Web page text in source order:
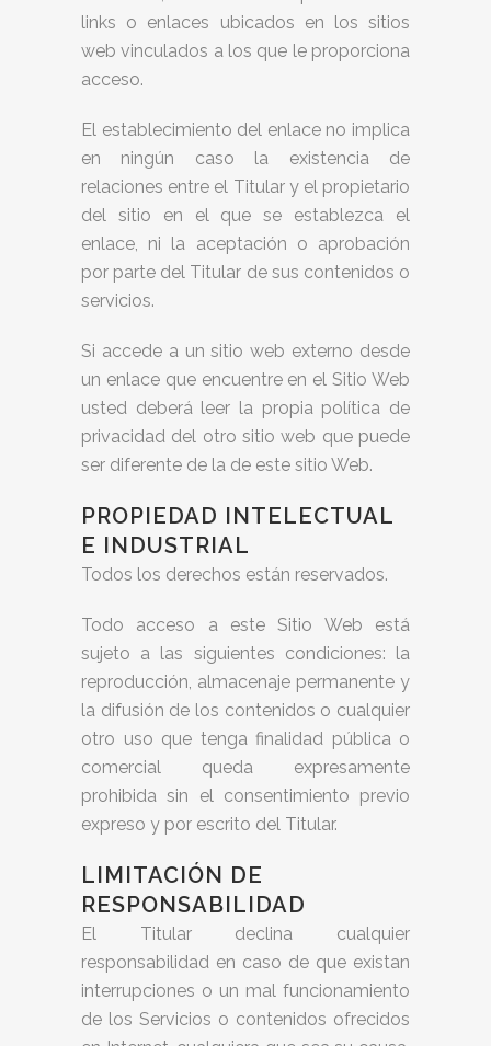
links o enlaces ubicados en los sitios
web vinculados a los que le proporciona
acceso.
El establecimiento del enlace no implica
en ningún caso la existencia de
relaciones entre el Titular y el propietario
del sitio en el que se establezca el
enlace, ni la aceptación o aprobación
por parte del Titular de sus contenidos o
servicios.
Si accede a un sitio web externo desde
un enlace que encuentre en el Sitio Web
usted deberá leer la propia política de
privacidad del otro sitio web que puede
ser diferente de la de este sitio Web.
PROPIEDAD INTELECTUAL
E INDUSTRIAL
Todos los derechos están reservados.
Todo acceso a este Sitio Web está
sujeto a las siguientes condiciones: la
reproducción, almacenaje permanente y
la difusión de los contenidos o cualquier
otro uso que tenga finalidad pública o
comercial queda expresamente
prohibida sin el consentimiento previo
expreso y por escrito del Titular.
LIMITACIÓN DE
RESPONSABILIDAD
El Titular declina cualquier
responsabilidad en caso de que existan
interrupciones o un mal funcionamiento
de los Servicios o contenidos ofrecidos